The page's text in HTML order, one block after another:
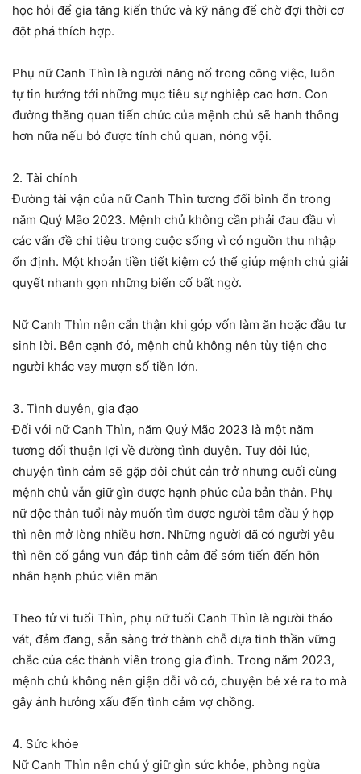
học hỏi để gia tăng kiến thức và kỹ năng để chờ đợi thời cơ
đột phá thích hợp.
Phụ nữ Canh Thìn là người năng nổ trong công việc, luôn
tự tin hướng tới những mục tiêu sự nghiệp cao hơn. Con
đường thăng quan tiến chức của mệnh chủ sẽ hanh thông
hơn nữa nếu bỏ được tính chủ quan, nóng vội.
2. Tài chính
Đường tài vận của nữ Canh Thìn tương đối bình ổn trong
năm Quý Mão 2023. Mệnh chủ không cần phải đau đầu vì
các vấn đề chi tiêu trong cuộc sống vì có nguồn thu nhập
ổn định. Một khoản tiền tiết kiệm có thể giúp mệnh chủ giải
quyết nhanh gọn những biến cố bất ngờ.
Nữ Canh Thìn nên cẩn thận khi góp vốn làm ăn hoặc đầu tư
sinh lời. Bên cạnh đó, mệnh chủ không nên tùy tiện cho
người khác vay mượn số tiền lớn.
3. Tình duyên, gia đạo
Đối với nữ Canh Thìn, năm Quý Mão 2023 là một năm
tương đối thuận lợi về đường tình duyên. Tuy đôi lúc,
chuyện tình cảm sẽ gặp đôi chút cản trở nhưng cuối cùng
mệnh chủ vẫn giữ gìn được hạnh phúc của bản thân. Phụ
nữ độc thân tuổi này muốn tìm được người tâm đầu ý hợp
thì nên mở lòng nhiều hơn. Những người đã có người yêu
thì nên cố gắng vun đắp tình cảm để sớm tiến đến hôn
nhân hạnh phúc viên mãn
Theo tử vi tuổi Thìn, phụ nữ tuổi Canh Thìn là người tháo
vát, đảm đang, sẵn sàng trở thành chỗ dựa tinh thần vững
chắc của các thành viên trong gia đình. Trong năm 2023,
mệnh chủ không nên giận dỗi vô cớ, chuyện bé xé ra to mà
gây ảnh hưởng xấu đến tình cảm vợ chồng.
4. Sức khỏe
Nữ Canh Thìn nên chú ý giữ gìn sức khỏe, phòng ngừa